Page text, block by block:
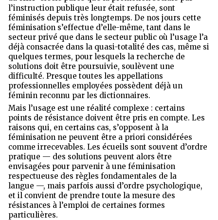
l’instruction publique leur était refusée, sont
féminisés depuis très longtemps. De nos jours cette
féminisation s’effectue d’elle-même, tant dans le
secteur privé que dans le secteur public où l’usage l’a
déjà consacrée dans la quasi-totalité des cas, même si
quelques termes, pour lesquels la recherche de
solutions doit être poursuivie, soulèvent une
difficulté. Presque toutes les appellations
professionnelles employées possèdent déjà un
féminin reconnu par les dictionnaires.
Mais l’usage est une réalité complexe : certains
points de résistance doivent être pris en compte. Les
raisons qui, en certains cas, s’opposent à la
féminisation ne peuvent être a priori considérées
comme irrecevables. Les écueils sont souvent d’ordre
pratique — des solutions peuvent alors être
envisagées pour parvenir à une féminisation
respectueuse des règles fondamentales de la
langue —, mais parfois aussi d’ordre psychologique,
et il convient de prendre toute la mesure des
résistances à l’emploi de certaines formes
particulières.